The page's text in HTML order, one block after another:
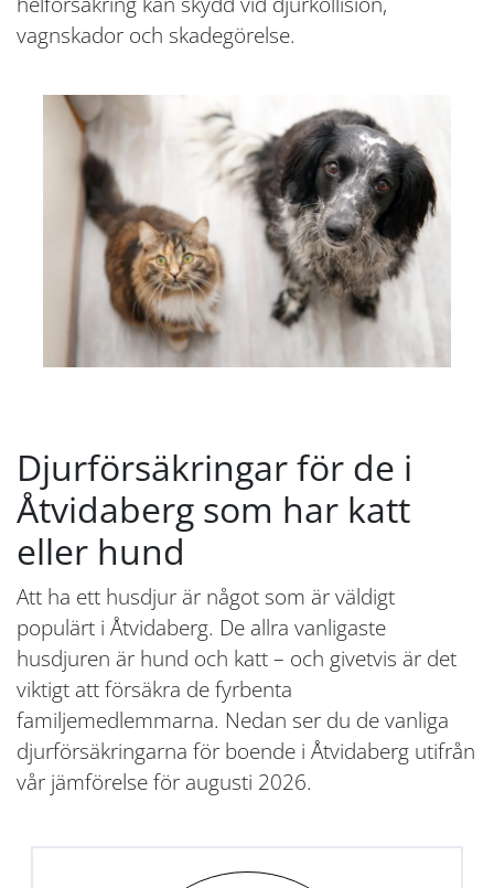
vagnskador och skadegörelse.
Djurförsäkringar för de i
Åtvidaberg som har katt
eller hund
Att ha ett husdjur är något som är väldigt
populärt i Åtvidaberg. De allra vanligaste
husdjuren är hund och katt – och givetvis är det
viktigt att försäkra de fyrbenta
familjemedlemmarna. Nedan ser du de vanliga
djurförsäkringarna för boende i Åtvidaberg utifrån
vår jämförelse för augusti 2026.